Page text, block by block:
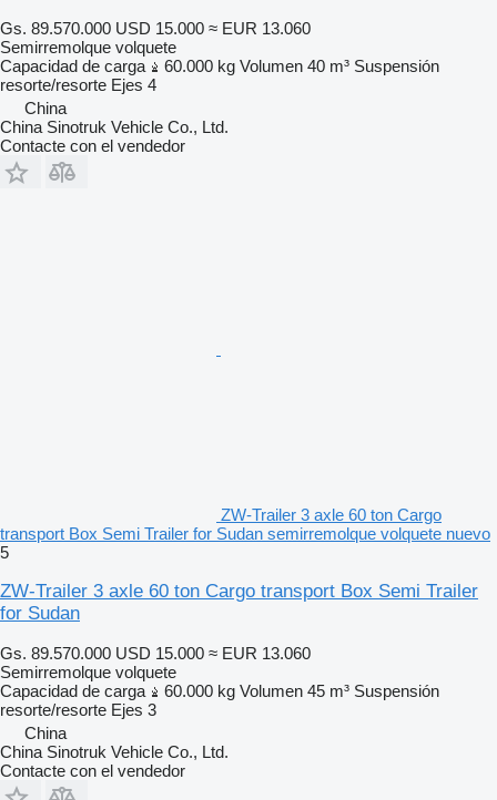
Gs. 89.570.000 USD 15.000 ≈ EUR 13.060
Semirremolque volquete
Capacidad de carga
60.000 kg Volumen 40 m³ Suspensión
resorte/resorte Ejes 4
China
China Sinotruk Vehicle Co., Ltd.
Contacte con el vendedor
ZW-Trailer 3 axle 60 ton Cargo
transport Box Semi Trailer for Sudan semirremolque volquete nuevo
5
ZW-Trailer 3 axle 60 ton Cargo transport Box Semi Trailer
for Sudan
Gs. 89.570.000 USD 15.000 ≈ EUR 13.060
Semirremolque volquete
Capacidad de carga
60.000 kg Volumen 45 m³ Suspensión
resorte/resorte Ejes 3
China
China Sinotruk Vehicle Co., Ltd.
Contacte con el vendedor